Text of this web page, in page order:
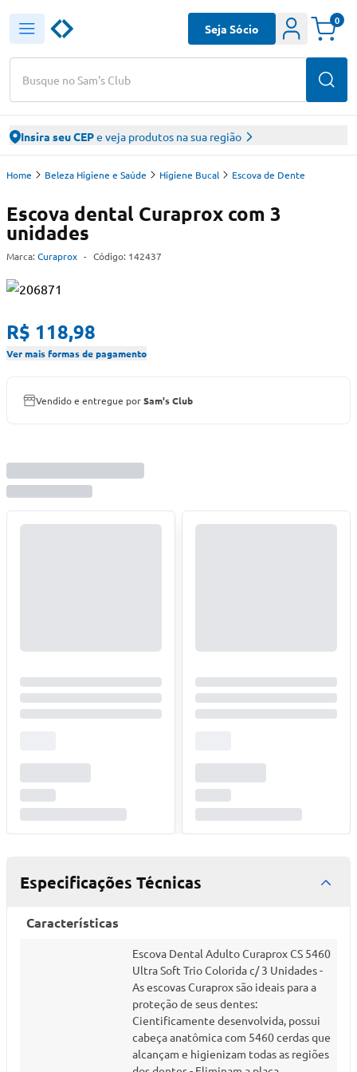
Busque no Sam's Club
Seja Sócio
0
Insira seu CEPe veja produtos na sua região
Home Beleza Higiene e Saúde Higiene Bucal Escova de Dente
Escova dental Curaprox com 3
unidades
Marca: Curaprox - Código: 142437
R$ 118,98
Ver mais formas de pagamento
Vendido e entregue porSam's Club
Especificações Técnicas
Características
Escova Dental Adulto Curaprox CS 5460
Ultra Soft Trio Colorida c/ 3 Unidades -
As escovas Curaprox são ideais para a
proteção de seus dentes:
Cientificamente desenvolvida, possui
cabeça anatômica com 5460 cerdas que
alcançam e higienizam todas as regiões